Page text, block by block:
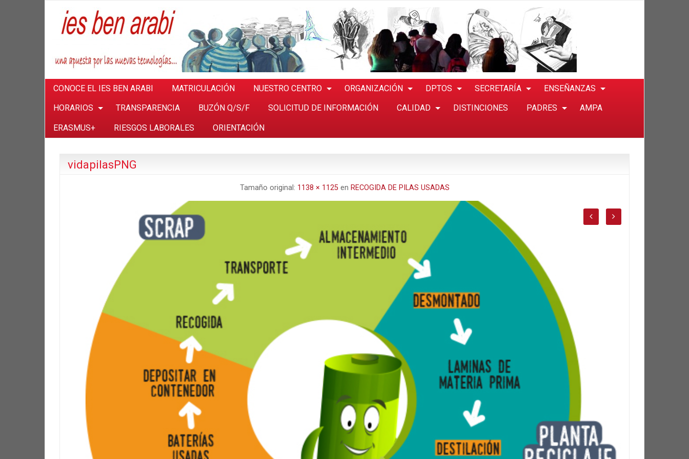
CONOCE EL IES BEN ARABI MATRICULACIÓN NUESTRO CENTRO ORGANIZACIÓN DPTOS SECRETARÍA ENSEÑANZAS
HORARIOS TRANSPARENCIA BUZÓN Q/S/F SOLICITUD DE INFORMACIÓN CALIDAD DISTINCIONES PADRES AMPA
ERASMUS+ RIESGOS LABORALES ORIENTACIÓN
vidapilasPNG
Tamaño original: 1138 × 1125en RECOGIDA DE PILAS USADAS